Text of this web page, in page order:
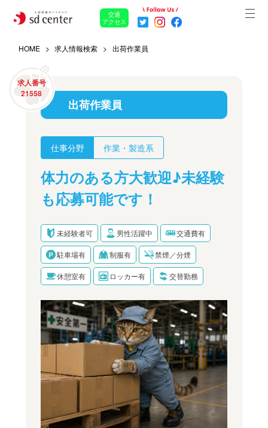
交通
アクセス
HOME 求人情報検索 出荷作業員
求人番号
21558
出荷作業員
仕事分野 作業・製造系
体力のある方大歓迎♪未経験
も応募可能です！
未経験者可 男性活躍中 交通費有
駐車場有 制服有 禁煙／分煙
休憩室有 ロッカー有 交替勤務